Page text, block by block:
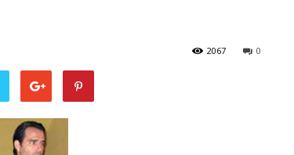
0
2067